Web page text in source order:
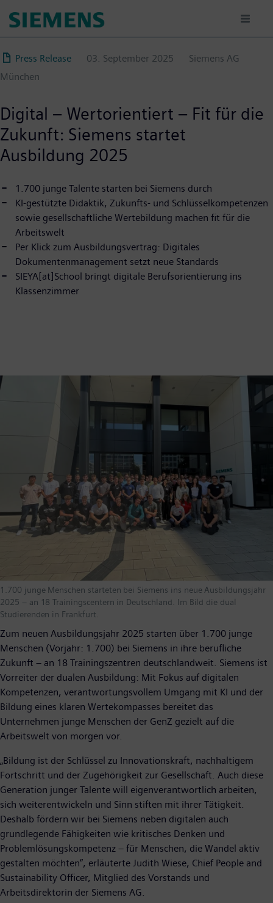
zum
Press Release
03. September 2025
Siemens AG
München
Digital – Wertorientiert – Fit für die
Zukunft: Siemens startet
Ausbildung 2025
1.700 junge Talente starten bei Siemens durch
KI-gestützte Didaktik, Zukunfts- und Schlüsselkompetenzen
sowie gesellschaftliche Wertebildung machen fit für die
Arbeitswelt
Per Klick zum Ausbildungsvertrag: Digitales
Dokumentenmanagement setzt neue Standards
SIEYA[at]School bringt digitale Berufsorientierung ins
Klassenzimmer
1.700 junge Menschen starteten bei Siemens ins neue Ausbildungsjahr
2025 – an 18 Trainingscentern in Deutschland. Im Bild die dual
Studierenden in Frankfurt.
Zum neuen Ausbildungsjahr 2025 starten über 1.700 junge
Menschen (Vorjahr: 1.700) bei Siemens in ihre berufliche
Zukunft – an 18 Trainingszentren deutschlandweit. Siemens ist
Vorreiter der dualen Ausbildung: Mit Fokus auf digitalen
Kompetenzen, verantwortungsvollem Umgang mit KI und der
Bildung eines klaren Wertekompasses bereitet das
Unternehmen junge Menschen der GenZ gezielt auf die
Arbeitswelt von morgen vor.
„Bildung ist der Schlüssel zu Innovationskraft, nachhaltigem
Fortschritt und der Zugehörigkeit zur Gesellschaft. Auch diese
Generation junger Talente will eigenverantwortlich arbeiten,
sich weiterentwickeln und Sinn stiften mit ihrer Tätigkeit.
Deshalb fördern wir bei Siemens neben digitalen auch
grundlegende Fähigkeiten wie kritisches Denken und
Problemlösungskompetenz – für Menschen, die Wandel aktiv
gestalten möchten“, erläuterte Judith Wiese, Chief People and
Sustainability Officer, Mitglied des Vorstands und
Arbeitsdirektorin der Siemens AG.